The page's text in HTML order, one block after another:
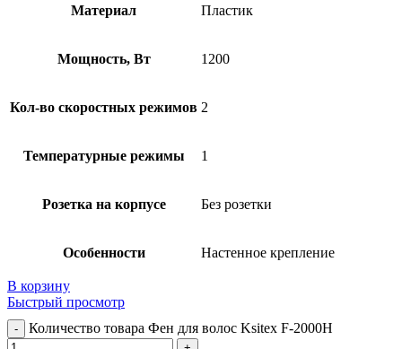
Материал Пластик
Мощность, Вт 1200
Кол-во скоростных режимов 2
Температурные режимы 1
Розетка на корпусе Без розетки
Особенности Настенное крепление
В корзину
Быстрый просмотр
Количество товара Фен для волос Ksitex F-2000H